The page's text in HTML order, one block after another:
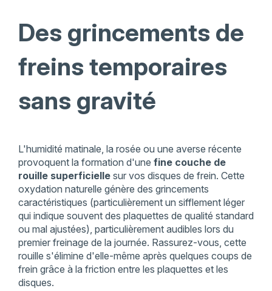
Des grincements de
freins temporaires
sans gravité
L'humidité matinale, la rosée ou une averse récente
provoquent la formation d'une fine couche de
rouille superficiellesur vos disques de frein. Cette
oxydation naturelle génère des grincements
caractéristiques (particulièrement un sifflement léger
qui indique souvent des plaquettes de qualité standard
ou mal ajustées), particulièrement audibles lors du
premier freinage de la journée. Rassurez-vous, cette
rouille s'élimine d'elle-même après quelques coups de
frein grâce à la friction entre les plaquettes et les
disques.